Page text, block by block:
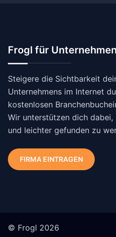
Frogl für Unternehmen
Steigere die Sichtbarkeit
Unternehmens im Internet
kostenlosen
Wir unterstützen dich dabei,
und leichter gefunden zu
FIRMA EINTRAGEN
© Frogl 2026